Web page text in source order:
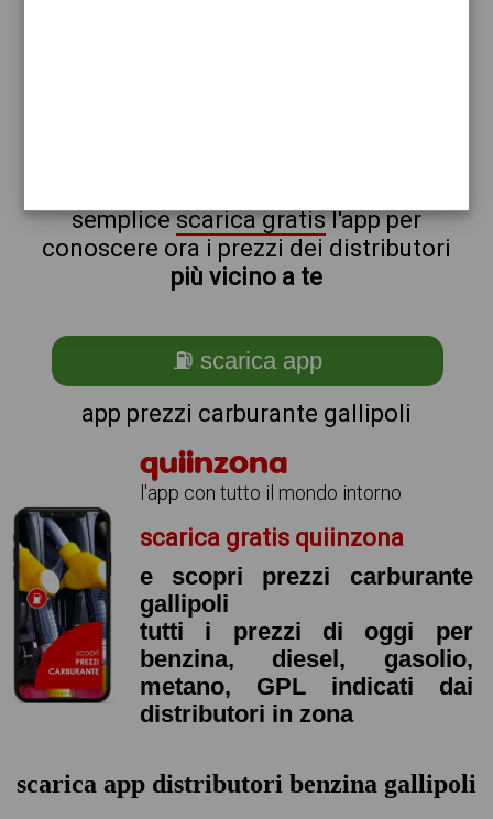
semplicescarica gratisl'app per
conoscere ora i prezzi dei distributori
più vicino a te
⛽ scarica app
app prezzi carburante gallipoli
quiinzona
l'app con tutto il mondo intorno
scarica gratis quiinzona
e scopri prezzi carburante
gallipoli
tutti i prezzi di oggi per
benzina, diesel, gasolio,
metano, GPL indicati dai
distributori in zona
scarica app distributori benzina gallipoli